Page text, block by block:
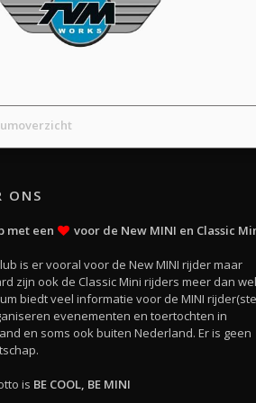
ONS
met een voor de New MINI en Classic
is er vooral voor de New MINI rijder maar
zijn ook de Classic Mini rijders meer dan
biedt veel informatie voor de MINI
evenementen en toertochten in
en soms ook buiten Nederland. Er is geen
is BE COOL, BE MINI